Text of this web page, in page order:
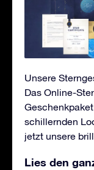
Unsere
Das Online-
schillernden
jetzt unsere
Lies den